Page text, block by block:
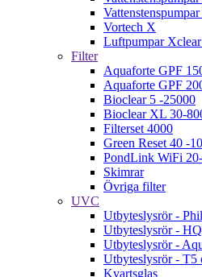
Vortech X
Luftpumpar
Filter
Aquaforte GPF
Aquaforte GPF
Bioclear 5 -25000
Bioclear XL 30-
Filterset 4000
Green Reset 40 -
PondLink WiFi
Skimrar
Övriga filter
UVC
Utbyteslysrör -
Utbyteslysrör -
Utbyteslysrör -
Utbyteslysrör - T5
Kvartsglas